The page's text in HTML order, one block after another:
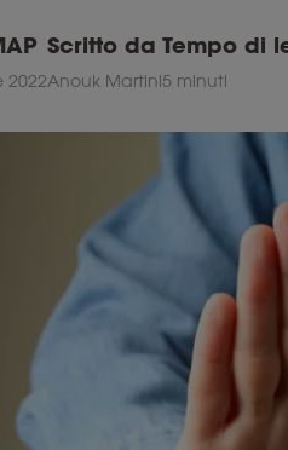
2022
Scritto da
Anouk Martini
Tempo di
5 minuti